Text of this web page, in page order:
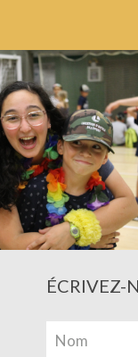
ÉCRIVEZ-